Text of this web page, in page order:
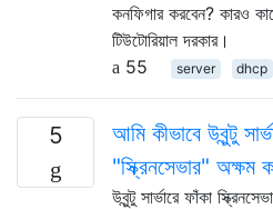
কনফিগার করবেন? কারও
টিউটোরিয়াল দরকার।
55
server dhcp
5
আমি কীভাবে উবুন্টু
"স্ক্রিনসেভার" অক্ষম
উবুন্টু সার্ভারে ফাঁকা